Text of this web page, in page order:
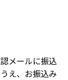
メールに振込
え、お振込み